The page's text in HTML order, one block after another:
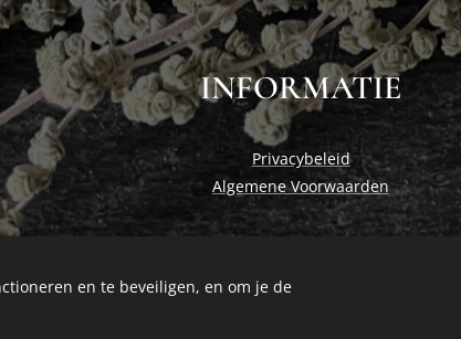
INFORMATIE
Privacybeleid
Algemene Voorwaarden
en te beveiligen, en om je de